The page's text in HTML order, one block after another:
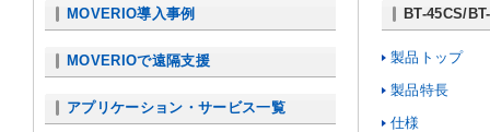
MOVERIO導入事例
MOVERIOで遠隔支援
アプリケーション・サービス一覧
BT-45CS/
製品トップ
製品特長
仕様